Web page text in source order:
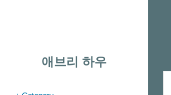
애브리 하우